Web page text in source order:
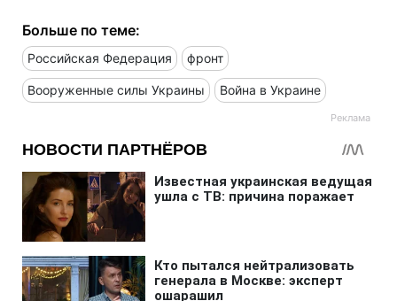
Больше по теме:
Российская Федерация фронт
Вооруженные силы Украины Война в Украине